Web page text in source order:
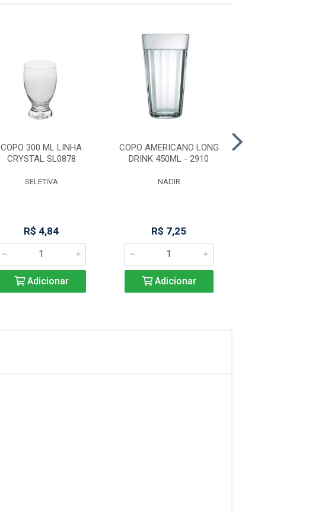
COPO 300 ML LINHA
CRYSTAL SL0878
SELETIVA
R$ 4,84
Adicionar
COPO AMERICANO LONG
DRINK 450ML - 2910
NADIR
R$ 7,25
Adicionar